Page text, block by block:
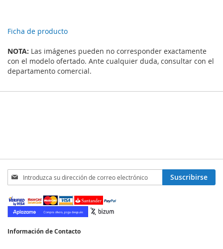
Ficha de producto
NOTA: Las imágenes pueden no corresponder exactamente
con el modelo ofertado. Ante cualquier duda, consultar con el
departamento comercial.
Inscríbase
a
nuestro
boletín
de
Suscribirse
Información de Contacto